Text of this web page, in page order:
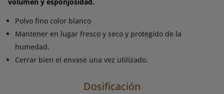
Polvo fino color blanco
Mantener en lugar fresco y seco y protegido de la
humedad.
Cerrar bien el envase una vez utilizado.
Dosificación